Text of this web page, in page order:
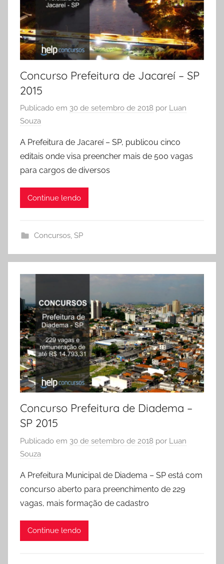
Concurso Prefeitura de Jacareí – SP
2015
Publicado em 30 de setembro de 2018 por Luan
Souza
A Prefeitura de Jacareí – SP, publicou cinco
editais onde visa preencher mais de 500 vagas
para cargos de diversos
Continue lendo
Concursos, SP
Concurso Prefeitura de Diadema –
SP 2015
Publicado em 30 de setembro de 2018 por Luan
Souza
A Prefeitura Municipal de Diadema – SP está com
concurso aberto para preenchimento de 229
vagas, mais formação de cadastro
Continue lendo